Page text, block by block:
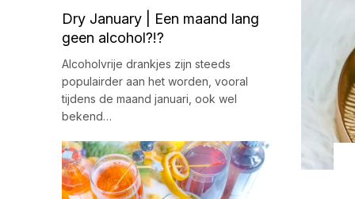
Dry January | Een maand lang
geen alcohol?!?
Alcoholvrije drankjes zijn steeds
populairder aan het worden, vooral
tijdens de maand januari, ook wel
bekend…